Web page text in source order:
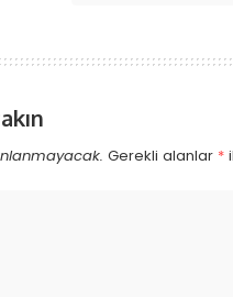
Gerekli alanlar *